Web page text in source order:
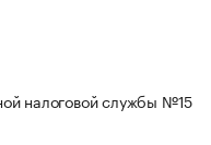
налоговой службы №15